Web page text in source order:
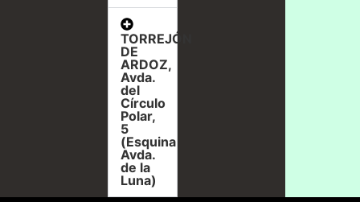
TORREJÓN
DE
ARDOZ,
Avda.
del
Círculo
Polar,
5
(Esquina
Avda.
de la
Luna)